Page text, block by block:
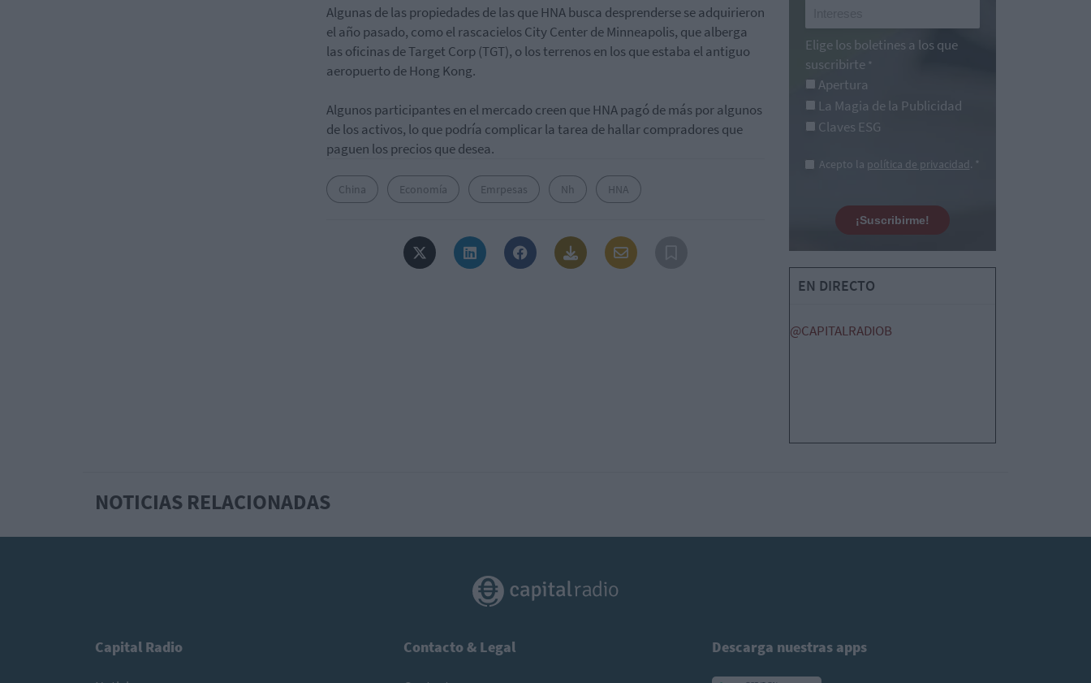
Algunas de las propiedades de las que HNA busca desprenderse se adquirieron
el año pasado, como el rascacielos City Center de Minneapolis, que alberga
las oficinas de Target Corp (TGT), o los terrenos en los que estaba el antiguo
aeropuerto de Hong Kong.
Algunos participantes en el mercado creen que HNA pagó de más por algunos
de los activos, lo que podría complicar la tarea de hallar compradores que
paguen los precios que desea.
China Economía Emrpesas Nh HNA
Elige los boletines a los que
suscribirte *
Apertura
La Magia de la Publicidad
Claves ESG
Acepto la política de privacidad. *
¡Suscribirme!
EN DIRECTO
@CAPITALRADIOB
NOTICIAS RELACIONADAS
Capital Radio Contacto & Legal Descarga nuestras apps